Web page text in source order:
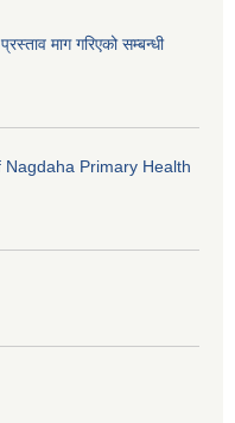
माग गरिएको सम्बन्धी
Primary Health